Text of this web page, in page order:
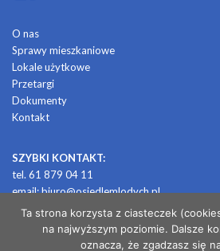
O nas
Sprawy mieszkaniowe
Lokale użytkowe
Przetargi
Dokumenty
Kontakt
SZYBKI KONTAKT:
tel. 61 879 04 11
email:biuro@osiedlemlodych.pl
© 2026 OSIEDLE MŁODYCH
Ta strona korzysta z ciasteczek
na najwyższym poziomie. Dalsze
oznacza, że zgadzasz się